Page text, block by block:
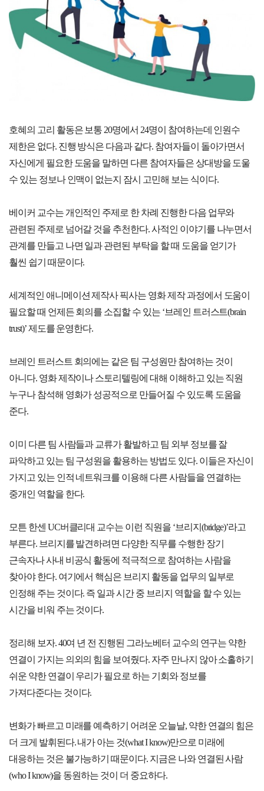
호혜의 고리 활동은 보통 20명에서 24명이 참여하는데 인원수
제한은 없다. 진행 방식은 다음과 같다. 참여자들이 돌아가면서
자신에게 필요한 도움을 말하면 다른 참여자들은 상대방을 도울
수 있는 정보나 인맥이 없는지 잠시 고민해 보는 식이다.
베이커 교수는 개인적인 주제로 한 차례 진행한 다음 업무와
관련된 주제로 넘어갈 것을 추천한다. 사적인 이야기를 나누면서
관계를 만들고 나면 일과 관련된 부탁을 할 때 도움을 얻기가
훨씬 쉽기 때문이다.
세계적인 애니메이션 제작사 픽사는 영화 제작 과정에서 도움이
필요할 때 언제든 회의를 소집할 수 있는 ‘브레인 트러스트(brain
trust)’ 제도를 운영한다.
브레인 트러스트 회의에는 같은 팀 구성원만 참여하는 것이
아니다. 영화 제작이나 스토리텔링에 대해 이해하고 있는 직원
누구나 참석해 영화가 성공적으로 만들어질 수 있도록 도움을
준다.
이미 다른 팀 사람들과 교류가 활발하고 팀 외부 정보를 잘
파악하고 있는 팀 구성원을 활용하는 방법도 있다. 이들은 자신이
가지고 있는 인적 네트워크를 이용해 다른 사람들을 연결하는
중개인 역할을 한다.
모튼 한센 UC버클리대 교수는 이런 직원을 ‘브리지(bridge)’라고
부른다. 브리지를 발견하려면 다양한 직무를 수행한 장기
근속자나 사내 비공식 활동에 적극적으로 참여하는 사람을
찾아야 한다. 여기에서 핵심은 브리지 활동을 업무의 일부로
인정해 주는 것이다. 즉 일과 시간 중 브리지 역할을 할 수 있는
시간을 비워 주는 것이다.
정리해 보자. 40여 년 전 진행된 그라노베터 교수의 연구는 약한
연결이 가지는 의외의 힘을 보여줬다. 자주 만나지 않아 소홀하기
쉬운 약한 연결이 우리가 필요로 하는 기회와 정보를
가져다준다는 것이다.
변화가 빠르고 미래를 예측하기 어려운 오늘날, 약한 연결의 힘은
더 크게 발휘된다. 내가 아는 것(what I know)만으로 미래에
대응하는 것은 불가능하기 때문이다. 지금은 나와 연결된 사람
(who I know)을 동원하는 것이 더 중요하다.